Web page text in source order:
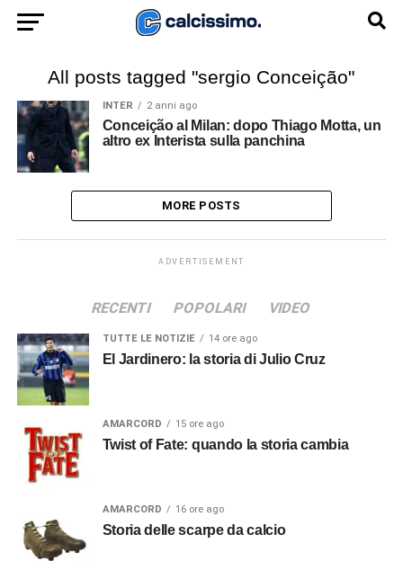
All posts tagged "sergio Conceição"
INTER 2 anni ago
Conceição al Milan: dopo Thiago Motta, un
altro ex Interista sulla panchina
MORE POSTS
ADVERTISEMENT
RECENTI POPOLARI VIDEO
TUTTE LE NOTIZIE 14 ore ago
El Jardinero: la storia di Julio Cruz
AMARCORD 15 ore ago
Twist of Fate: quando la storia cambia
AMARCORD 16 ore ago
Storia delle scarpe da calcio